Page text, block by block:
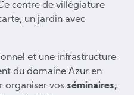
centre de villégiature
un jardin avec
et une infrastructure
du domaine Azur en
organiser vos séminaires,